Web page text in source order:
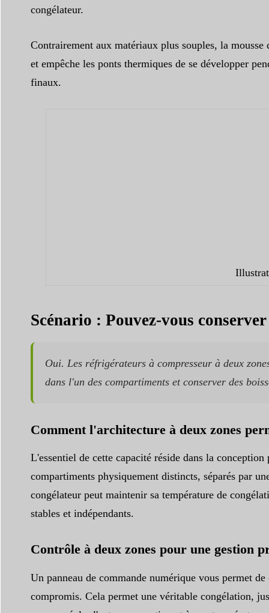
congélateur.
Contrairement aux matériaux plus souples, la mousse
et empêche les ponts thermiques de se développer
finaux.
Scénario : Pouvez-vous
Oui. Les réfrigérateurs à compresseur à deux
dans l'un des compartiments et conserver des
Comment l'architecture à deux zones
L'essentiel de cette capacité réside dans la
compartiments physiquement distincts, séparés par
congélateur peut maintenir sa température de
stables et indépendants.
Contrôle à deux zones pour une gestion
Un panneau de commande numérique vous permet
compromis. Cela permet une véritable congélation,